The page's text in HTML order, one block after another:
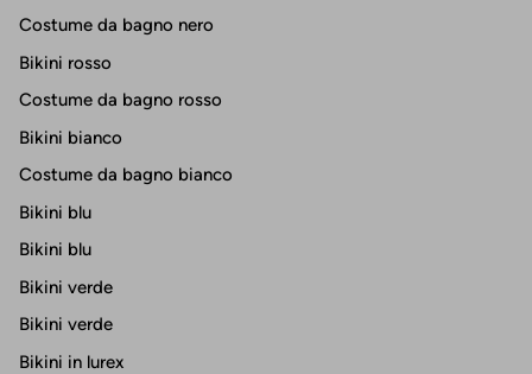
Costume da bagno nero
Bikini rosso
Costume da bagno rosso
Bikini bianco
Costume da bagno bianco
Bikini blu
Bikini blu
Bikini verde
Bikini verde
Bikini in lurex